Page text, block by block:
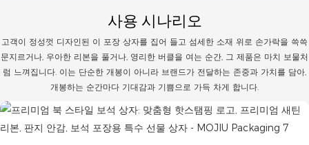
사용 시나리오
고객이 정성껏 디자인된 이 포장 상자를 집어 들고 섬세한 소재 위로 손가락을 쓱쓱
문지르거나, 우아한 리본을 풀거나, 영리한 버클을 여는 순간, 그 제품은 마치 보물처
럼 느껴집니다. 이는 단순한 개봉이 아니라 브랜드가 전달하는 존중과 가치를 담아,
개봉하는 순간마다 기대감과 기쁨으로 가득 차게 합니다.